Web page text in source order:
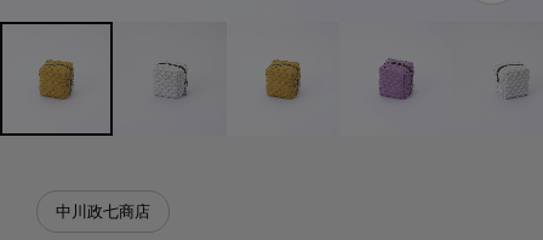
中川政七商店